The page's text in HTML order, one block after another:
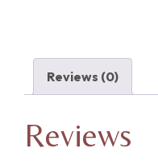
Reviews (0)
Reviews